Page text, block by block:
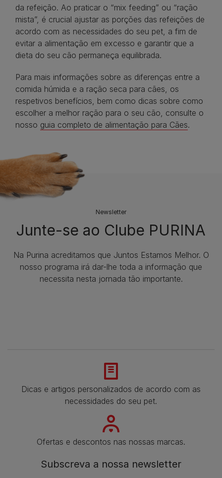
da refeição. Ao praticar o “mix feeding” ou “ração
mista”, é crucial ajustar as porções das refeições de
acordo com as necessidades do seu pet, a fim de
evitar a alimentação em excesso e garantir que a
dieta do seu cão permaneça equilibrada.
Para mais informações sobre as diferenças entre a
comida húmida e a ração seca para cães, os
respetivos benefícios, bem como dicas sobre como
escolher a melhor ração para o seu cão, consulte o
nosso guia completo de alimentação para Cães.
Newsletter
Junte-se ao Clube PURINA
Na Purina acreditamos que Juntos Estamos Melhor. O
nosso programa irá dar-lhe toda a informação que
necessita nesta jornada tão importante.
Dicas e artigos personalizados de acordo com as
necessidades do seu pet.
Ofertas e descontos nas nossas marcas.
Subscreva a nossa newsletter​